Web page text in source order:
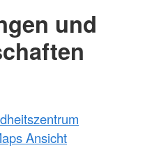
und
Ansicht